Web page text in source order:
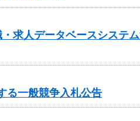
求人データベースシステ
る一般競争入札公告